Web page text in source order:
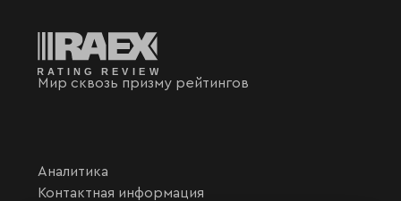
Мир сквозь призму рейтингов
Аналитика
Контактная информация